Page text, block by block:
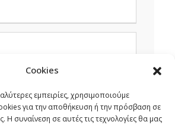
Cookies
εμπειρίες, χρησιμοποιούμε
για την αποθήκευση ή την πρόσβαση σε
συναίνεση σε αυτές τις τεχνολογίες θα μας
email, and website in this
next time I comment.